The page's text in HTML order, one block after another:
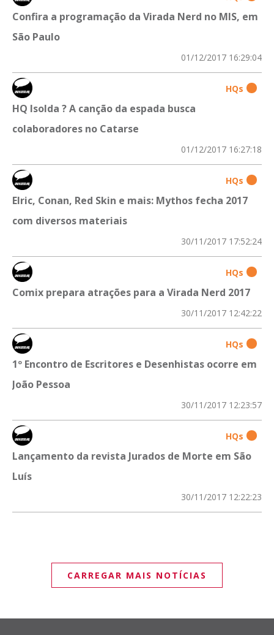
Confira a programação da Virada Nerd no MIS, em
São Paulo
01/12/2017 16:29:04
HQs
HQ Isolda ? A canção da espada busca
colaboradores no Catarse
01/12/2017 16:27:18
HQs
Elric, Conan, Red Skin e mais: Mythos fecha 2017
com diversos materiais
30/11/2017 17:52:24
HQs
Comix prepara atrações para a Virada Nerd 2017
30/11/2017 12:42:22
HQs
1º Encontro de Escritores e Desenhistas ocorre em
João Pessoa
30/11/2017 12:23:57
HQs
Lançamento da revista Jurados de Morte em São
Luís
30/11/2017 12:22:23
CARREGAR MAIS NOTÍCIAS